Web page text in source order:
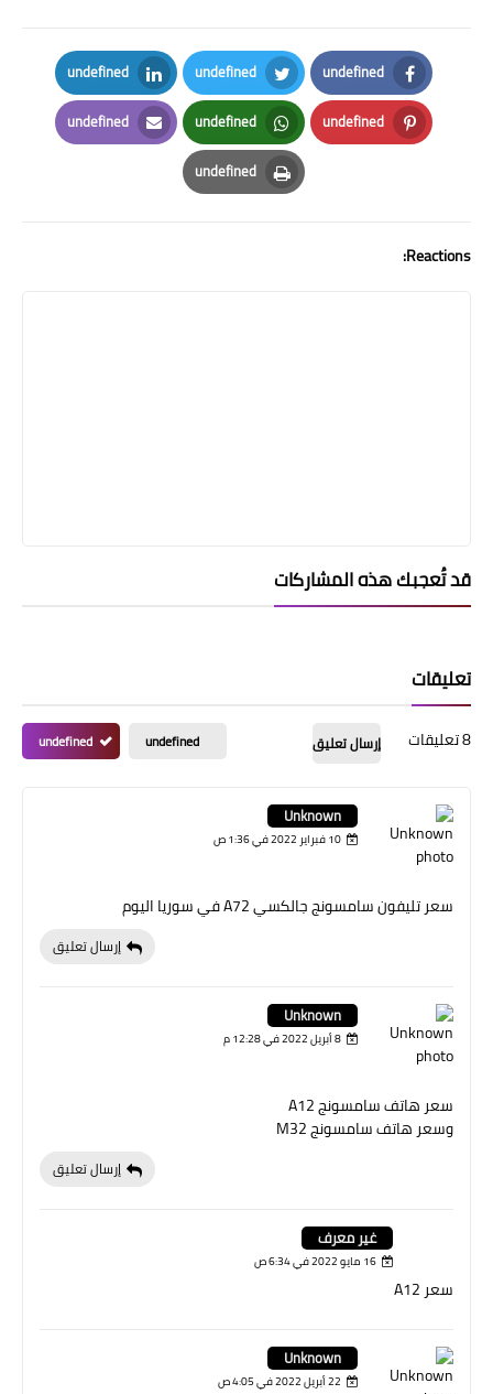
undefined
Facebook
undefined
Twitter
undefined
LinkedIn
undefined
Pinterest
undefined
Whatsapp
undefined
Email
undefined
Print
Reactions:
قد تُعجبك هذه المشاركات
تعليقات
8 تعليقات إرسال تعليق undefined
undefined
Unknown
10 فبراير 2022 في 1:36 ص
سعر تليفون سامسونج جالكسي A72 في سوريا اليوم
إرسال تعليق
Unknown
8 أبريل 2022 في 12:28 م
سعر هاتف سامسونج A12
وسعر هاتف سامسونج M32
إرسال تعليق
غير معرف
16 مايو 2022 في 6:34 ص
سعر A12
Unknown
22 أبريل 2022 في 4:05 ص